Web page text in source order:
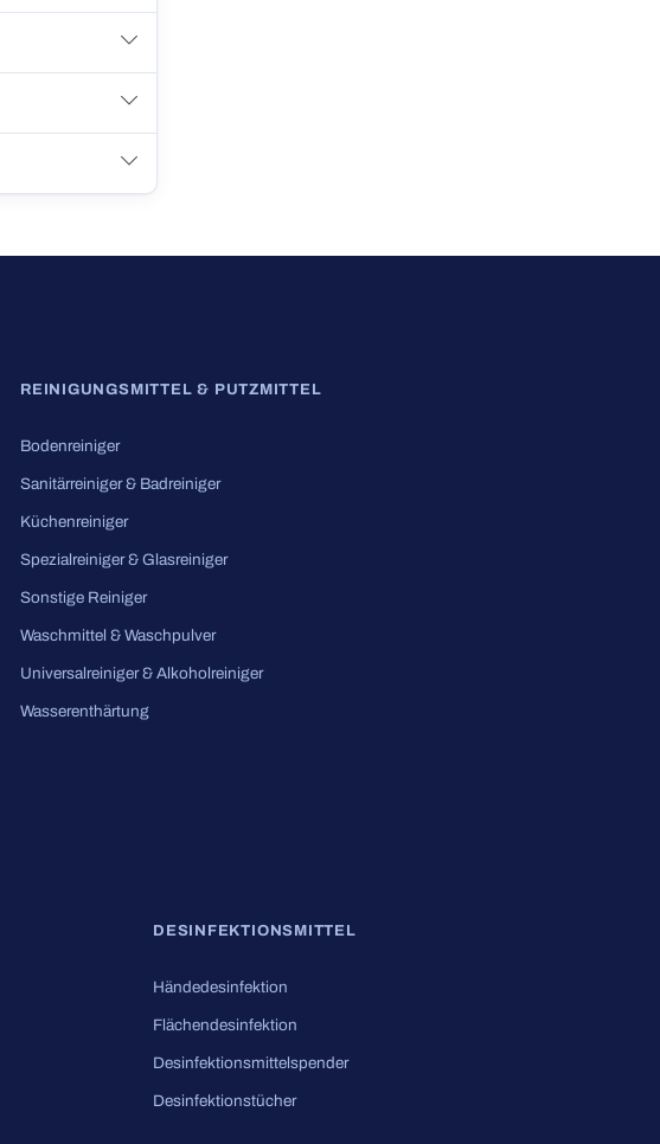
REINIGUNGSMITTEL & PUTZMITTEL
Bodenreiniger
Sanitärreiniger & Badreiniger
Küchenreiniger
Spezialreiniger & Glasreiniger
Sonstige Reiniger
Waschmittel & Waschpulver
Universalreiniger & Alkoholreiniger
Wasserenthärtung
DESINFEKTIONSMITTEL
Händedesinfektion
Flächendesinfektion
Desinfektionsmittelspender
Desinfektionstücher